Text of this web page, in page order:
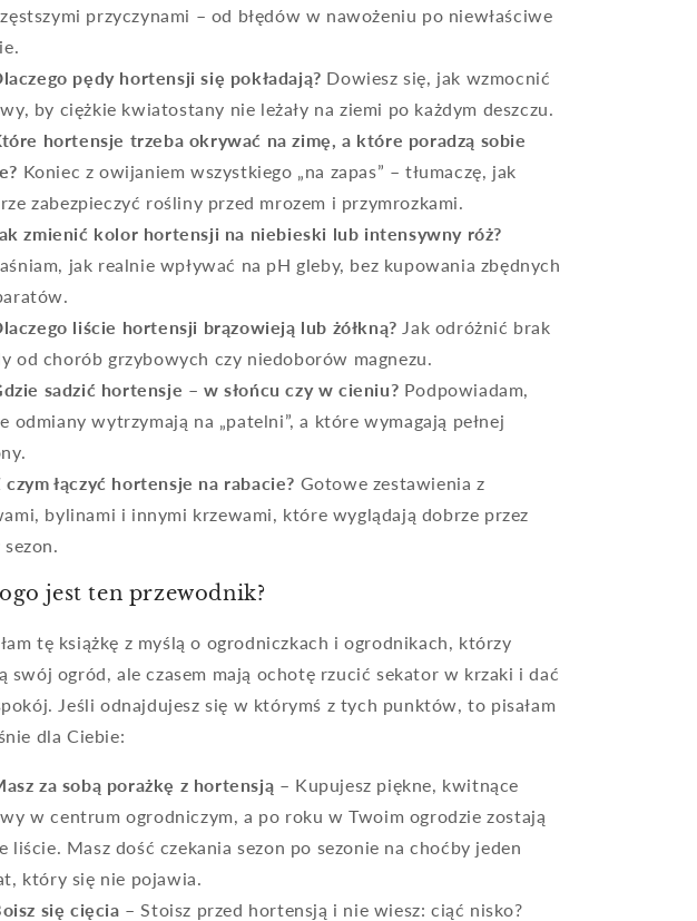
przyczynami – od błędów w nawożeniu po niewłaściwe
pędy hortensji się pokładają? Dowiesz się, jak wzmocnić
by ciężkie kwiatostany nie leżały na ziemi po każdym deszczu.
hortensje trzeba okrywać na zimę, a które poradzą sobie
Koniec z owijaniem wszystkiego „na zapas” – tłumaczę, jak
zabezpieczyć rośliny przed mrozem i przymrozkami.
zmienić kolor hortensji na niebieski lub intensywny róż?
jak realnie wpływać na pH gleby, bez kupowania zbędnych
liście hortensji brązowieją lub żółkną? Jak odróżnić brak
od chorób grzybowych czy niedoborów magnezu.
sadzić hortensje – w słońcu czy w cieniu? Podpowiadam,
odmiany wytrzymają na „patelni”, a które wymagają pełnej
czym łączyć hortensje na rabacie? Gotowe zestawienia z
bylinami i innymi krzewami, które wyglądają dobrze przez
sezon.
jest ten przewodnik?
tę książkę z myślą o ogrodniczkach i ogrodnikach, którzy
swój ogród, ale czasem mają ochotę rzucić sekator w krzaki i dać
Jeśli odnajdujesz się w którymś z tych punktów, to pisałam
dla Ciebie:
za sobą porażkę z hortensją – Kupujesz piękne, kwitnące
w centrum ogrodniczym, a po roku w Twoim ogrodzie zostają
liście. Masz dość czekania sezon po sezonie na choćby jeden
który się nie pojawia.
się cięcia – Stoisz przed hortensją i nie wiesz: ciąć nisko?